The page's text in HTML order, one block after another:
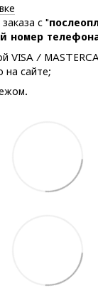
с "
номер
VISA /
на сайте;